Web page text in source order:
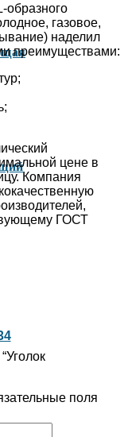
образного
газовое,
наделил
преимуществами:
цене в
Компания
ГОСТ
поля